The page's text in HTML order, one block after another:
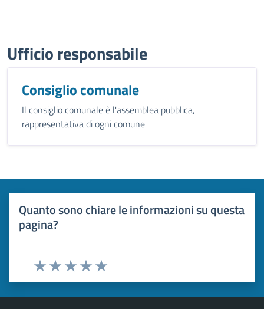
Ufficio responsabile
Consiglio comunale
Il consiglio comunale è l'assemblea pubblica,
rappresentativa di ogni comune
Quanto sono chiare le informazioni su questa
pagina?
Valuta 5 stelle su 5
Valuta 4 stelle su 5
Valuta 3 stelle su 5
Valuta 2 stelle su 5
Valuta 1 stelle su 5